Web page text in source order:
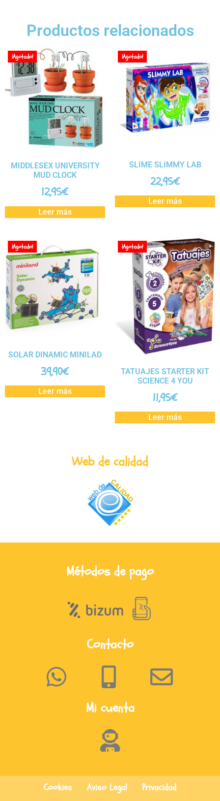
Productos relacionados
¡Agotado!
MIDDLESEX UNIVERSITY
MUD CLOCK
12,95€
Leer más
¡Agotado!
SLIME SLIMMY LAB
22,95€
Leer más
¡Agotado!
SOLAR DINAMIC MINILAD
39,90€
Leer más
¡Agotado!
TATUAJES STARTER KIT
SCIENCE 4 YOU
11,95€
Leer más
Web de calidad
Métodos de pago
Contacto
Mi cuenta
Cookies Aviso Legal Privacidad